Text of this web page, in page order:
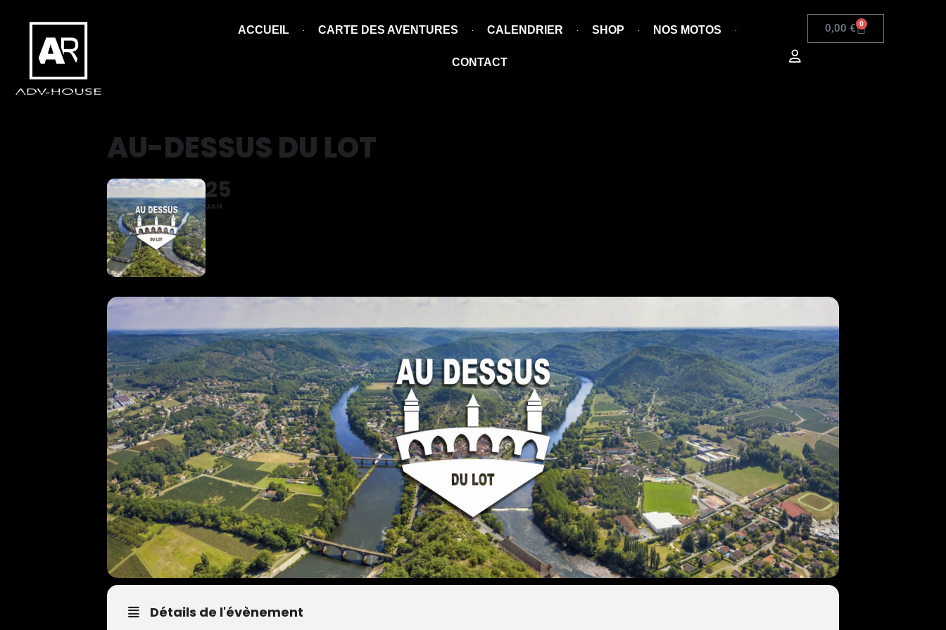
ACCUEIL CARTE DES AVENTURES CALENDRIER SHOP NOS MOTOS
CONTACT
0,00 € 0
AU-DESSUS DU LOT
25
JAN
Détails de l'évènement